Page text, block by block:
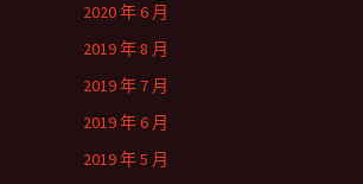
2020 年 6 月
2019 年 8 月
2019 年 7 月
2019 年 6 月
2019 年 5 月